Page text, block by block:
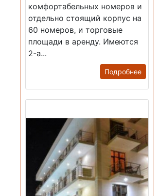
комфортабельных номеров и
отдельно стоящий корпус на
60 номеров, и торговые
площади в аренду. Имеются
2-а...
Подробнее